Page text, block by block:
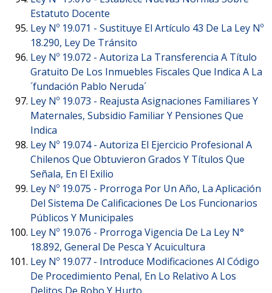
Estatuto Docente
Ley Nº 19.071 - Sustituye El Artículo 43 De La Ley Nº
18.290, Ley De Tránsito
Ley Nº 19.072 - Autoriza La Transferencia A Título
Gratuito De Los Inmuebles Fiscales Que Indica A La
´fundación Pablo Neruda´
Ley Nº 19.073 - Reajusta Asignaciones Familiares Y
Maternales, Subsidio Familiar Y Pensiones Que
Indica
Ley Nº 19.074 - Autoriza El Ejercicio Profesional A
Chilenos Que Obtuvieron Grados Y Títulos Que
Señala, En El Exilio
Ley Nº 19.075 - Prorroga Por Un Año, La Aplicación
Del Sistema De Calificaciones De Los Funcionarios
Públicos Y Municipales
Ley Nº 19.076 - Prorroga Vigencia De La Ley N°
18.892, General De Pesca Y Acuicultura
Ley Nº 19.077 - Introduce Modificaciones Al Código
De Procedimiento Penal, En Lo Relativo A Los